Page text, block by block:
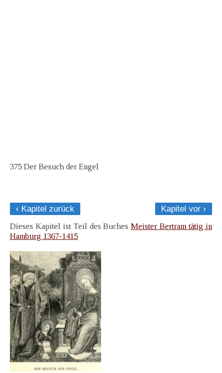
375 Der Besuch der Engel
‹ Kapitel zurück
Kapitel vor ›
Dieses Kapitel ist Teil des BuchesMeister Bertram tätig in
Hamburg 1367-1415